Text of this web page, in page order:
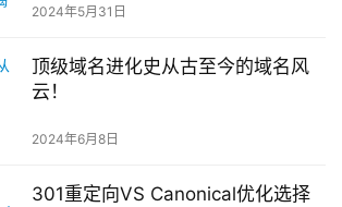
2024年5月31日
顶级域名进化史从古至今的域名风
云！
2024年6月8日
301重定向VS Canonical优化选择